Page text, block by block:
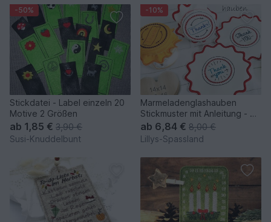
-50%
Stickdatei - Label einzeln 20
Motive 2 Größen
ab 1,85 € 3,90 €
Susi-Knuddelbunt
-10%
Marmeladenglashauben
Stickmuster mit Anleitung - 8
diverse Motive
ab 6,84 € 8,00 €
Lillys-Spassland